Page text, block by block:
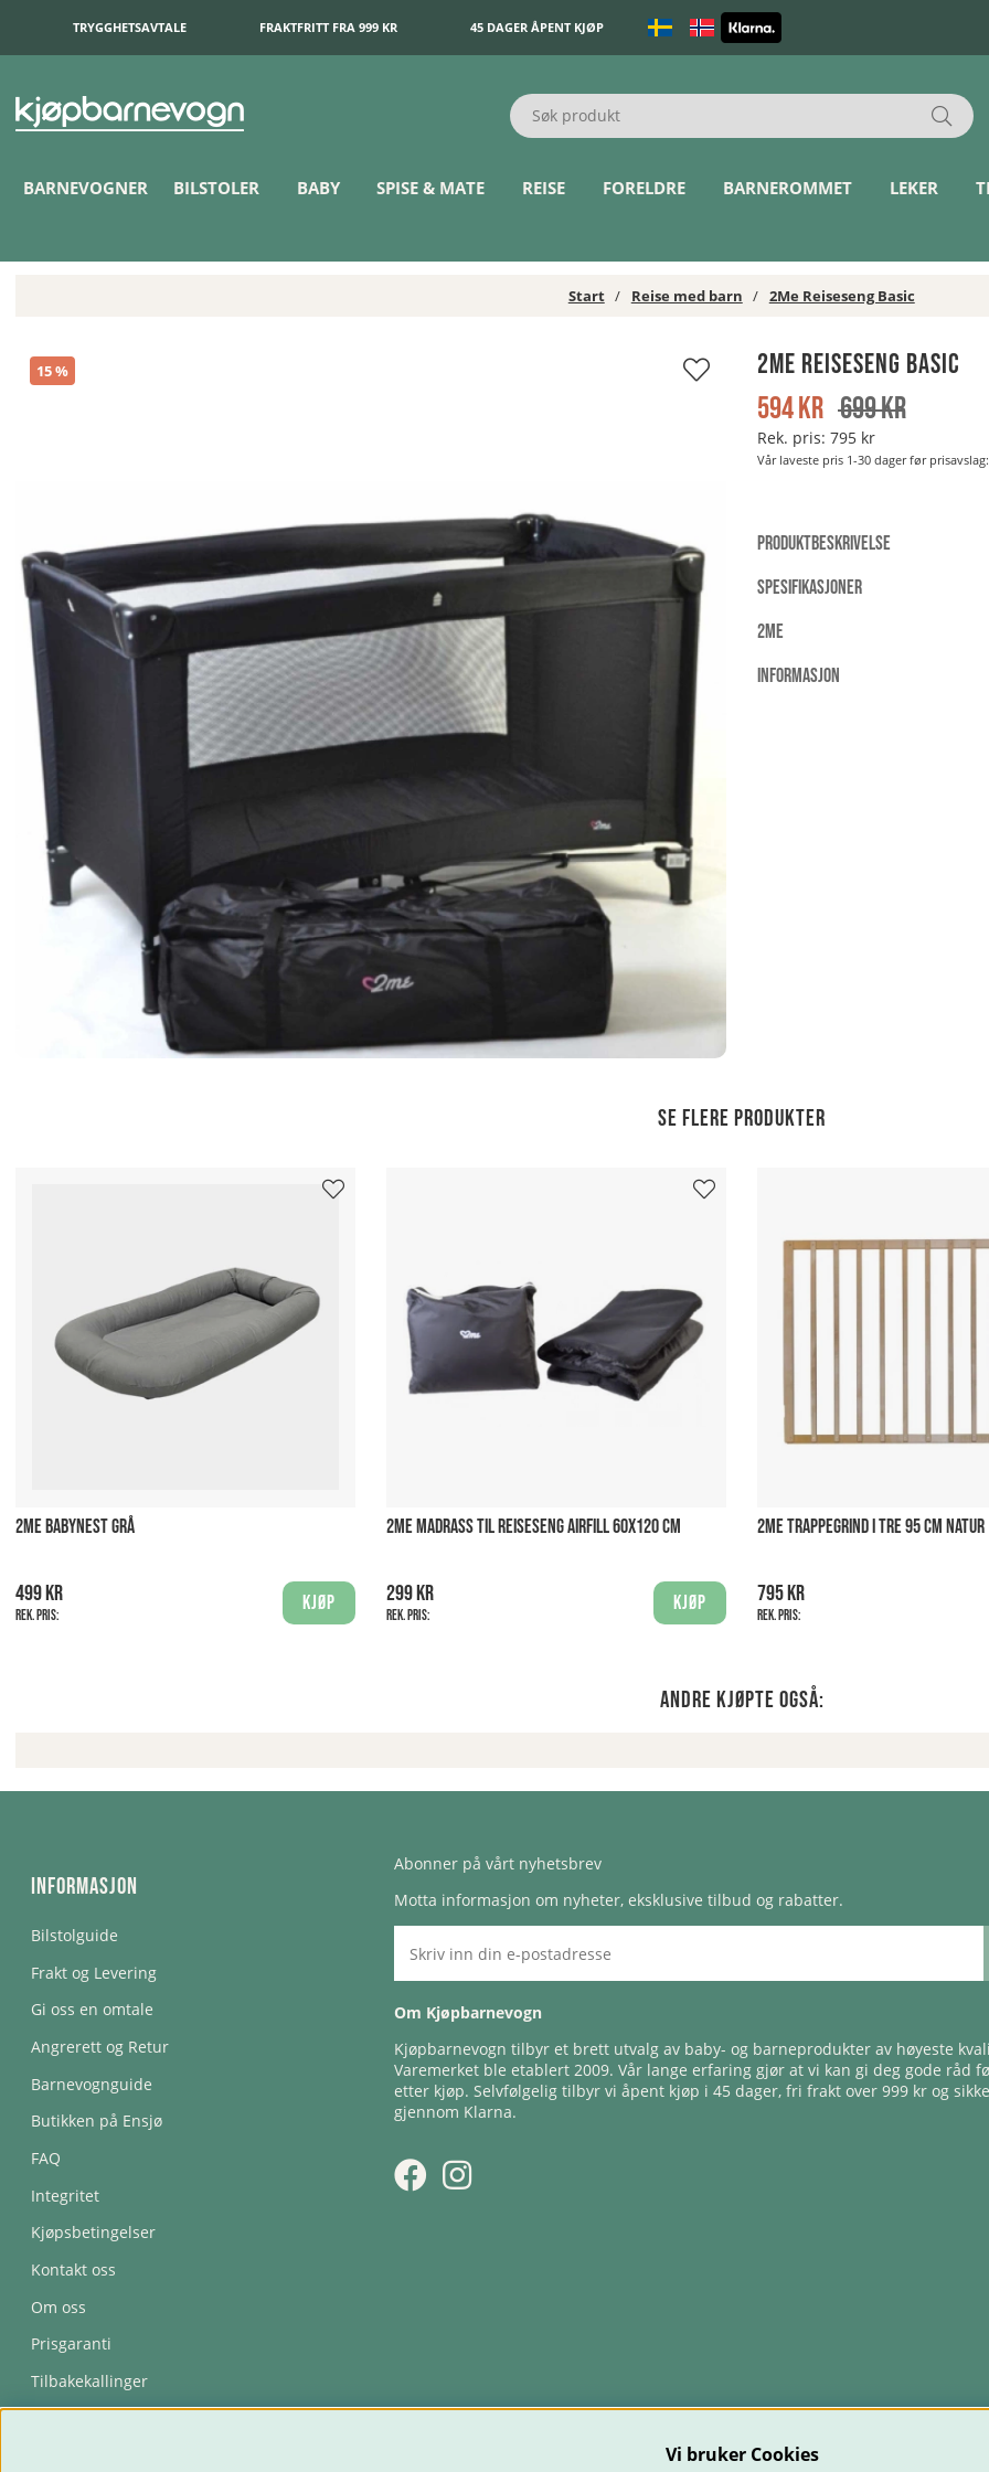
TRYGGHETSAVTALE FRAKTFRITT FRA 999 KR 45 DAGER ÅPENT KJØP
BARNEVOGNER BILSTOLER BABY SPISE & MATE REISE FORELDRE BARNEROMMET LEKER
Start Reise med barn 2Me Reiseseng Basic
15
2Me Reiseseng Basic 2Me Reiseseng Basic
699kr
594kr
Rek. pris: 795 kr
Vår laveste pris 1-30 dager før
PRODUKTBESKRIVELSE
SPESIFIKASJONER
2ME
INFORMASJON
Se flere produkter
2ME BABYNEST GRÅ
499 kr
Rek. pris:
Kjøp
2ME MADRASS TIL REISESENG AIRFILL 60X120 CM
299 kr
Rek. pris:
Kjøp
2ME TRAPPEGRIND I TRE 95 CM NATUR
795 kr
Rek. pris:
Andre kjøpte også:
Informasjon
Bilstolguide
Frakt og Levering
Gi oss en omtale
Angrerett og Retur
Barnevognguide
Butikken på Ensjø
FAQ
Integritet
Kjøpsbetingelser
Kontakt oss
Om oss
Prisgaranti
Tilbakekallinger
Abonner på vårt nyhetsbrev
Motta informasjon om nyheter, eksklusive tilbud og rabatter.
Om Kjøpbarnevogn
Kjøpbarnevogn tilbyr et brett utvalg av baby- og barneprodukter av høyeste
Varemerket ble etablert 2009. Vår lange erfaring gjør at vi kan gi deg gode råd
etter kjøp. Selvfølgelig tilbyr vi åpent kjøp i 45 dager, fri frakt over 999 kr og
gjennom Klarna.
Vi bruker Cookies